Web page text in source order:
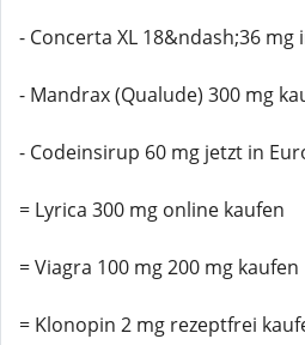
- Concerta XL 18&ndash;36 mg
- Mandrax (Qualude) 300 mg
- Codeinsirup 60 mg jetzt in
= Lyrica 300 mg online kaufen
= Viagra 100 mg 200 mg kaufen
= Klonopin 2 mg rezeptfrei